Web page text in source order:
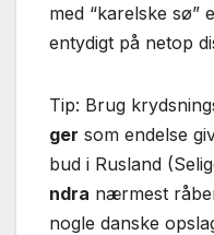
med “karelske sø”
entydigt på netop
Tip: Brug
ger som endelse
bud i Rusland
ndra nærmest
nogle danske